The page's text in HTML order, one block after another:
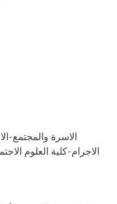
الاسرة والمجتمع-